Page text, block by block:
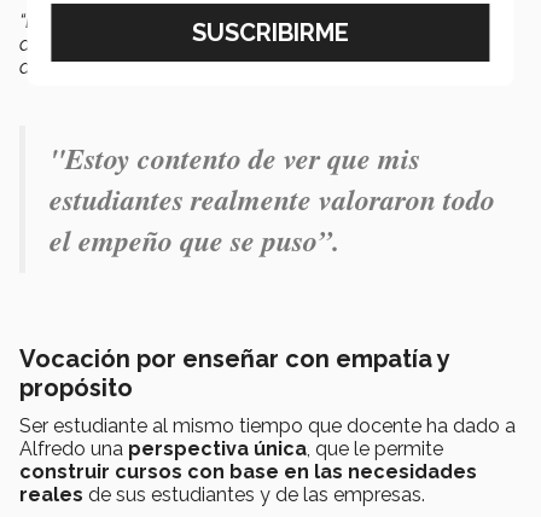
“Es un proceso con muchas piezas en movimiento. Pero el
apoyo del departamento y los profesores realmente me
ayudó a armar todo”, mencionó.
"Estoy contento de ver que mis
estudiantes realmente valoraron todo
el empeño que se puso”.
Vocación por enseñar con empatía y
propósito
Ser estudiante al mismo tiempo que docente ha dado a
Alfredo una perspectiva única, que le permite
construir cursos con base en las necesidades
reales de sus estudiantes y de las empresas.